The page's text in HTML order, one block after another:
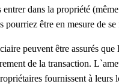
dans la propriété
être en mesure de
peuvent être assurés
de la transaction.
fournissent à